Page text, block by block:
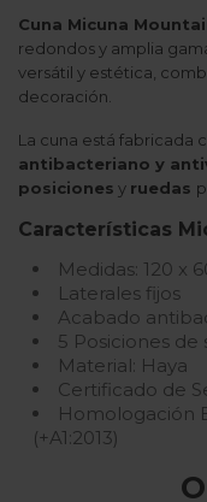
Cuna Micuna
redondos y amplia
versátil y estética,
decoración.
La cuna está fabricada
antibacteriano y
posiciones y ruedas
Características
Medidas: 120 x
Laterales fijos
Acabado
5 Posiciones de
Material: Haya
Certificado de
Homologación
(+A1:2013)